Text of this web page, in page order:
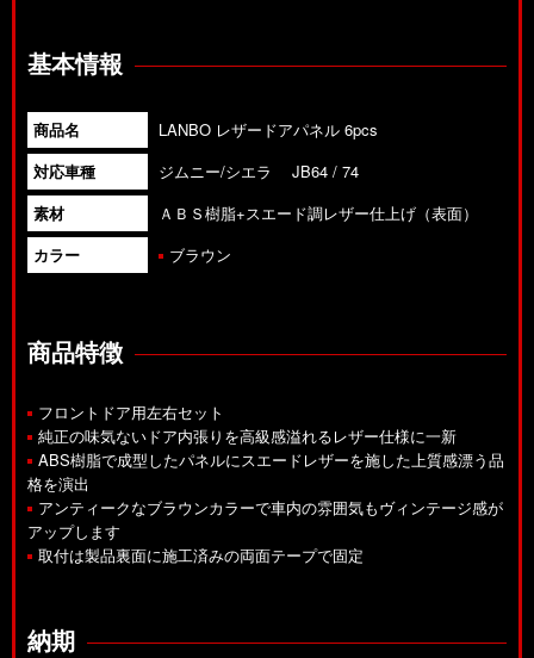
基本情報
商品名
LANBO レザードアパネル 6pcs
対応車種
ジムニー/シエラ JB64 / 74
素材
ＡＢＳ樹脂+スエード調レザー仕上げ（表面）
カラー
ブラウン
商品特徴
フロントドア用左右セット
純正の味気ないドア内張りを高級感溢れるレザー仕様に一新
ABS樹脂で成型したパネルにスエードレザーを施した上質感漂う品
格を演出
アンティークなブラウンカラーで車内の雰囲気もヴィンテージ感が
アップします
取付は製品裏面に施工済みの両面テープで固定
納期